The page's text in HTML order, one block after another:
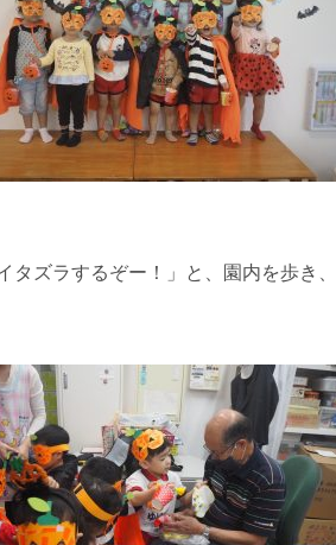
タズラするぞー！」と、園内を歩き